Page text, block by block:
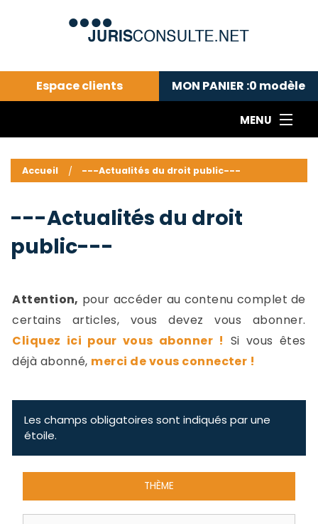
Espace clients MON PANIER :0 modèle
MENU
---Actualités du droit public---
Droit pénal---
Droit privé ---
Abonnement aux actualités
Accueil ---Actualités du droit public---
---Actualités du droit
public---
Attention, pour accéder au contenu complet de
certains articles, vous devez vous abonner.
Cliquez ici pour vous abonner ! Si vous êtes
déjà abonné, merci de vous connecter !
Les champs obligatoires sont indiqués par une
étoile.
THÈME